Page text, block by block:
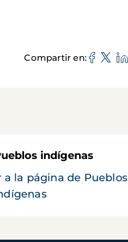
Compartir en
indígenas
a la página de Pueblos